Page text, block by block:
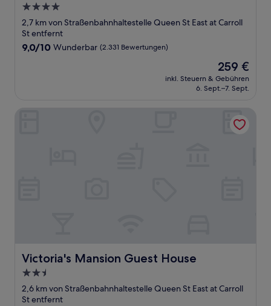
4.0-
Sterne-
Unterkunft
2,7 km von Straßenbahnhaltestelle Queen St East at Carroll
St entfernt
9.0
9,0/10 Wunderbar (2.331 Bewertungen)
Der
Preis
beträgt
259 €
inkl. Steuern & Gebühren
6. Sept.–7. Sept.
Victoria's Mansion Guest House
Victoria's Mansion Guest House
2.5-
Sterne-
Unterkunft
2,6 km von Straßenbahnhaltestelle Queen St East at Carroll
St entfernt